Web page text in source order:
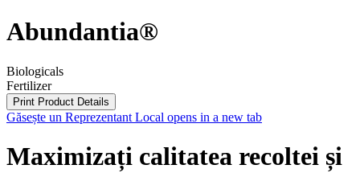
Abundantia®
Biologicals
Fertilizer
Print Product Details
Găsește un Reprezentant Local opens in a new tab
Maximizați calitatea recoltei și